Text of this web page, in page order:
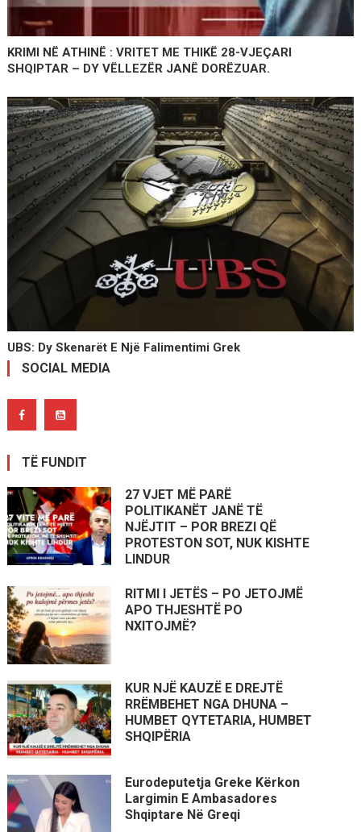
KRIMI NË ATHINË : VRITET ME THIKË 28-VJEÇARI
SHQIPTAR – DY VËLLEZËR JANË DORËZUAR.
UBS: Dy Skenarët E Një Falimentimi Grek
SOCIAL MEDIA
TË FUNDIT
27 VJET MË PARË
POLITIKANËT JANË TË
NJËJTIT – POR BREZI QË
PROTESTON SOT, NUK KISHTE
LINDUR
RITMI I JETËS – PO JETOJMË
APO THJESHTË PO
NXITOJMË?
KUR NJË KAUZË E DREJTË
RRËMBEHET NGA DHUNA –
HUMBET QYTETARIA, HUMBET
SHQIPËRIA
Eurodeputetja Greke Kërkon
Largimin E Ambasadores
Shqiptare Në Greqi